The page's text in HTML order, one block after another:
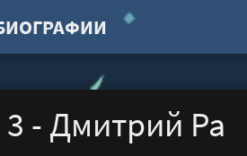
- Дмитрий Ра